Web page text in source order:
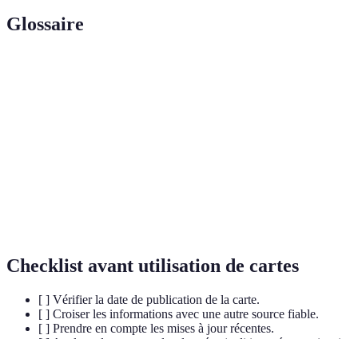
Glossaire
Checklist avant utilisation de cartes
[ ] Vérifier la date de publication de la carte.
[ ] Croiser les informations avec une autre source fiable.
[ ] Prendre en compte les mises à jour récentes.